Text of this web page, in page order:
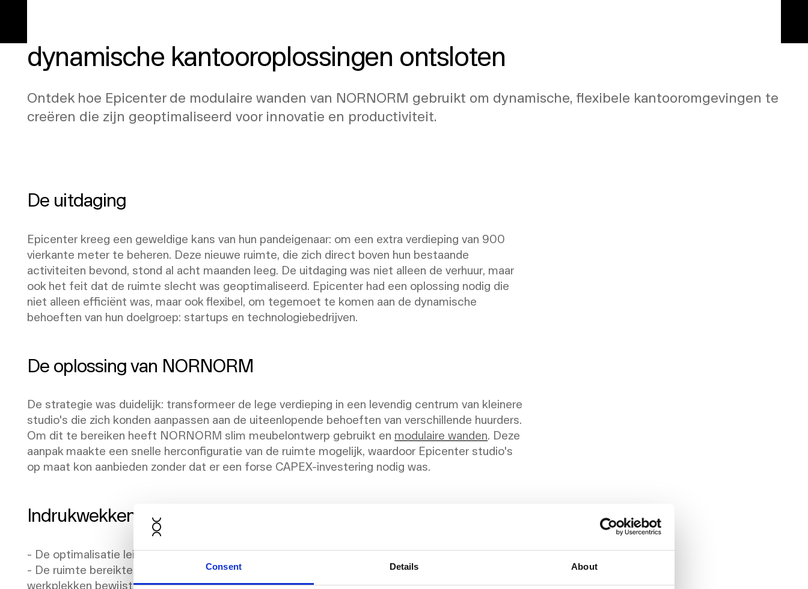
Consent Details About
dynamische kantooroplossingen ontsloten
Ontdek hoe Epicenter de modulaire wanden van NORNORM gebruikt om dynamische, flexibele kantooromgevingen te
creëren die zijn geoptimaliseerd voor innovatie en productiviteit.
De uitdaging
Epicenter kreeg een geweldige kans van hun pandeigenaar: om een extra verdieping van 900
vierkante meter te beheren. Deze nieuwe ruimte, die zich direct boven hun bestaande
activiteiten bevond, stond al acht maanden leeg. De uitdaging was niet alleen de verhuur, maar
ook het feit dat de ruimte slecht was geoptimaliseerd. Epicenter had een oplossing nodig die
niet alleen efficiënt was, maar ook flexibel, om tegemoet te komen aan de dynamische
behoeften van hun doelgroep: startups en technologiebedrijven.
De oplossing van NORNORM
De strategie was duidelijk: transformeer de lege verdieping in een levendig centrum van kleinere
studio's die zich konden aanpassen aan de uiteenlopende behoeften van verschillende huurders.
Om dit te bereiken heeft NORNORM slim meubelontwerp gebruikt en modulaire wanden. Deze
aanpak maakte een snelle herconfiguratie van de ruimte mogelijk, waardoor Epicenter studio's
op maat kon aanbieden zonder dat er een forse CAPEX-investering nodig was.
Indrukwekkende resultaten
- De optimalisatie leidde tot het binnenhalen van de eerste huurder binnen slechts zes weken.
- De ruimte bereikte snel de volledige bezetting, wat de vraag van de markt naar flexibele
werkplekken bewijst.